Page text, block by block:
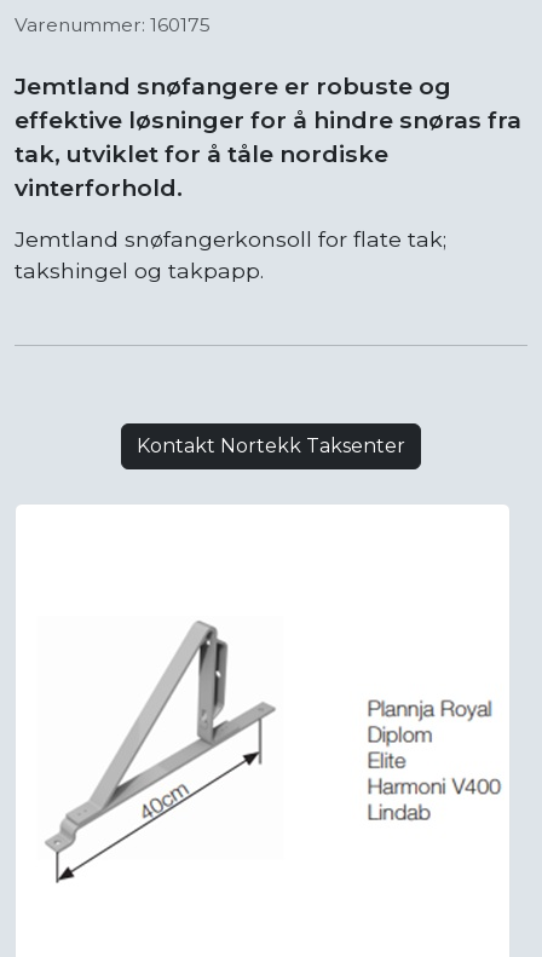
Varenummer: 160175
Jemtland snøfangere er robuste og
effektive løsninger for å hindre snøras fra
tak, utviklet for å tåle nordiske
vinterforhold.
Jemtland snøfangerkonsoll for flate tak;
takshingel og takpapp.
Kontakt Nortekk Taksenter